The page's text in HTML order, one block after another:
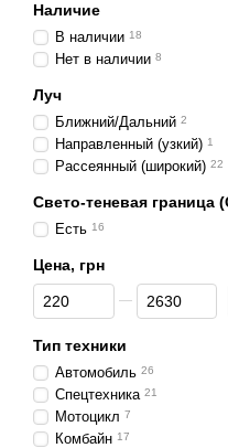
Наличие
В наличии 18
Нет в наличии 8
Луч
Ближний/Дальний 2
Направленный (узкий) 1
Рассеянный (широкий) 22
Свето-теневая граница
Есть 16
Цена, грн
От Цена, грн
До Цена, грн
Тип техники
Автомобиль 26
Спецтехника 21
Мотоцикл 7
Комбайн 17